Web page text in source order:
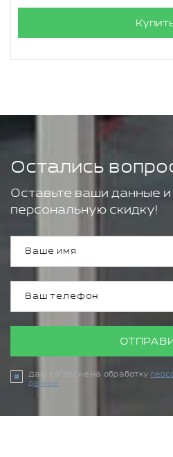
Остались
Оставьте ваши данные
персональную скидку!
Даю согласие на обработку
данных